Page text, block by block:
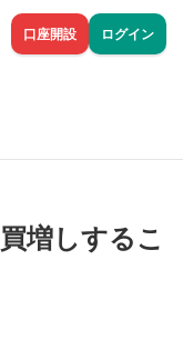
口座開設 ログイン
増しするこ